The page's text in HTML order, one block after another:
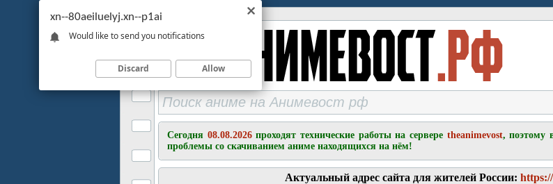
Сегодня 08.08.2026проходят технические работы на сервере theanimevost, поэтому
проблемы со скачиванием аниме находящихся на нём!
Актуальный адрес сайта для жителей России:
xn--80aeiluelyj.xn--p1ai
Would like to send you notifications
Discard Allow